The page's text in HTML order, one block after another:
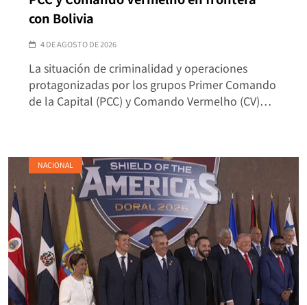
con Bolivia
4 DE AGOSTO DE 2026
La situación de criminalidad y operaciones
protagonizadas por los grupos Primer Comando
de la Capital (PCC) y Comando Vermelho (CV)…
NACIONAL